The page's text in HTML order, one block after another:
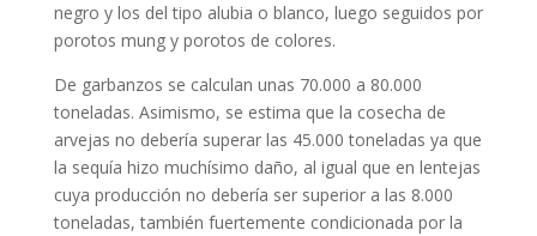
negro y los del tipo alubia o blanco, luego seguidos por
porotos mung y porotos de colores.
De garbanzos se calculan unas 70.000 a 80.000
toneladas. Asimismo, se estima que la cosecha de
arvejas no debería superar las 45.000 toneladas ya que
la sequía hizo muchísimo daño, al igual que en lentejas
cuya producción no debería ser superior a las 8.000
toneladas, también fuertemente condicionada por la